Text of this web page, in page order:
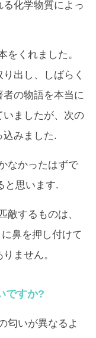
化学物質によっ
をくれました。
出し、しばらく
者の物語を本当に
ましたが、次の
込みました.
なかったはずで
と思います.
敵するものは、
鼻を押し付けて
ません。
ですか?
匂いが異なるよ